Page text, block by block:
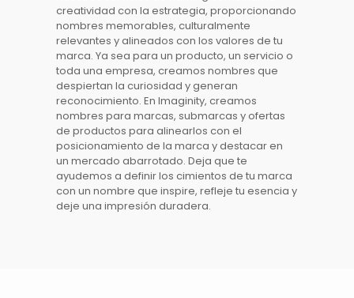
creatividad con la estrategia, proporcionando
nombres memorables, culturalmente
relevantes y alineados con los valores de tu
marca. Ya sea para un producto, un servicio o
toda una empresa, creamosnombres que
despiertan la curiosidad y generan
reconocimiento. EnImaginity, creamos
nombres para marcas, submarcas y ofertas
de productos para alinearlos con el
posicionamiento de la marca y destacar en
un mercado abarrotado. Deja que te
ayudemos a definir los cimientos de tumarca
con unnombre que inspire, refleje tu esencia y
deje una impresión duradera.